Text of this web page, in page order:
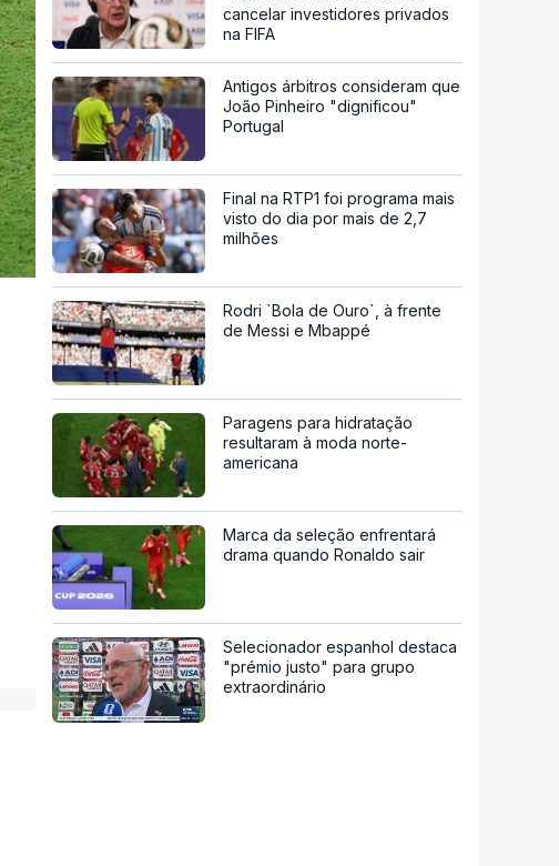
cancelar investidores privados
na FIFA
Antigos árbitros consideram que
João Pinheiro "dignificou"
Portugal
Final na RTP1 foi programa mais
visto do dia por mais de 2,7
milhões
Rodri `Bola de Ouro`, à frente
de Messi e Mbappé
Paragens para hidratação
resultaram à moda norte-
americana
Marca da seleção enfrentará
drama quando Ronaldo sair
Selecionador espanhol destaca
"prémio justo" para grupo
extraordinário